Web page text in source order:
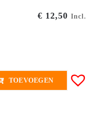
€ 12,50 Incl.
TOEVOEGEN